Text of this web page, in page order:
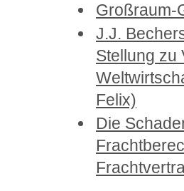
Großraum-
J.J.
Stellung zu
Felix)
Die